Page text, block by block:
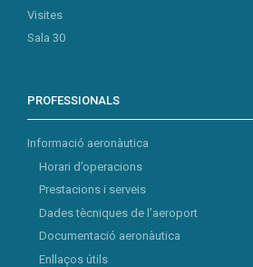
Visites
Sala 30
PROFESSIONALS
Informació aeronàutica
Horari d’operacions
Prestacions i serveis
Dades tècniques de l’aeroport
Documentació aeronàutica
Enllaços útils